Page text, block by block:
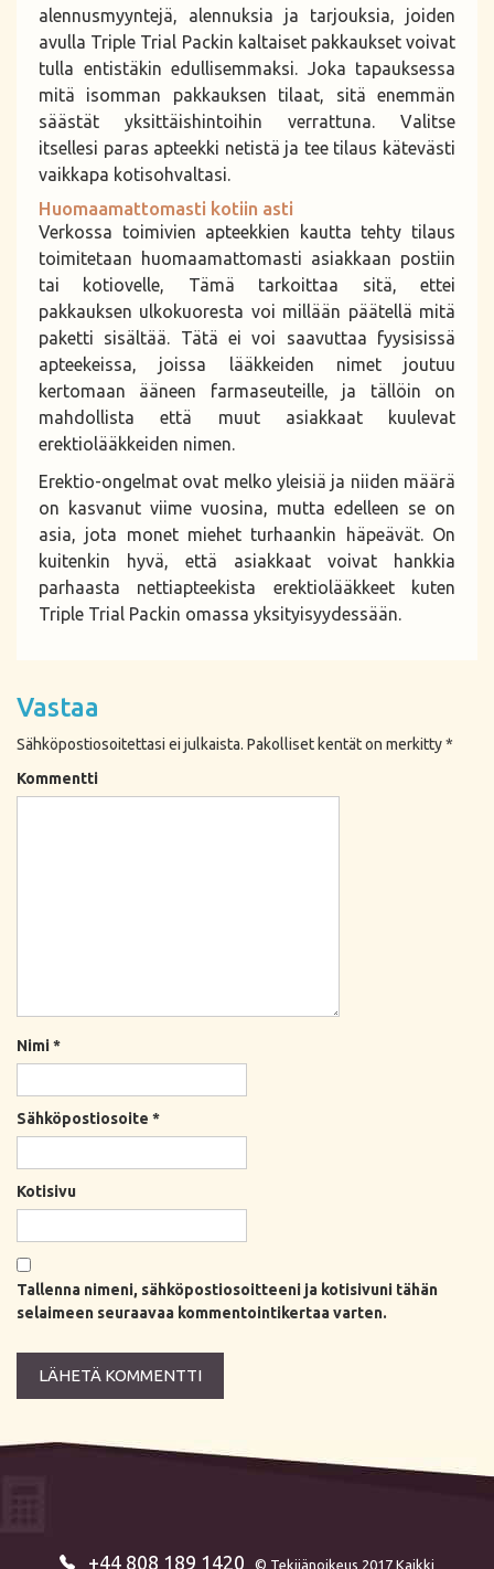
alennusmyyntejä, alennuksia ja tarjouksia, joiden
avulla Triple Trial Packin kaltaiset pakkaukset voivat
tulla entistäkin edullisemmaksi. Joka tapauksessa
mitä isomman pakkauksen tilaat, sitä enemmän
säästät yksittäishintoihin verrattuna. Valitse
itsellesi paras apteekki netistä ja tee tilaus kätevästi
vaikkapa kotisohvaltasi.
Huomaamattomasti kotiin asti
Verkossa toimivien apteekkien kautta tehty tilaus
toimitetaan huomaamattomasti asiakkaan postiin
tai kotiovelle, Tämä tarkoittaa sitä, ettei
pakkauksen ulkokuoresta voi millään päätellä mitä
paketti sisältää. Tätä ei voi saavuttaa fyysisissä
apteekeissa, joissa lääkkeiden nimet joutuu
kertomaan ääneen farmaseuteille, ja tällöin on
mahdollista että muut asiakkaat kuulevat
erektiolääkkeiden nimen.
Erektio-ongelmat ovat melko yleisiä ja niiden määrä
on kasvanut viime vuosina, mutta edelleen se on
asia, jota monet miehet turhaankin häpeävät. On
kuitenkin hyvä, että asiakkaat voivat hankkia
parhaasta nettiapteekista erektiolääkkeet kuten
Triple Trial Packin omassa yksityisyydessään.
Vastaa
Sähköpostiosoitettasi ei julkaista. Pakolliset kentät on merkitty*
Kommentti
Nimi*
Sähköpostiosoite *
Kotisivu
Tallenna nimeni, sähköpostiosoitteeni ja kotisivuni tähän
selaimeen seuraavaa kommentointikertaa varten.
+44 808 189 1420 © Tekijänoikeus 2017 Kaikki